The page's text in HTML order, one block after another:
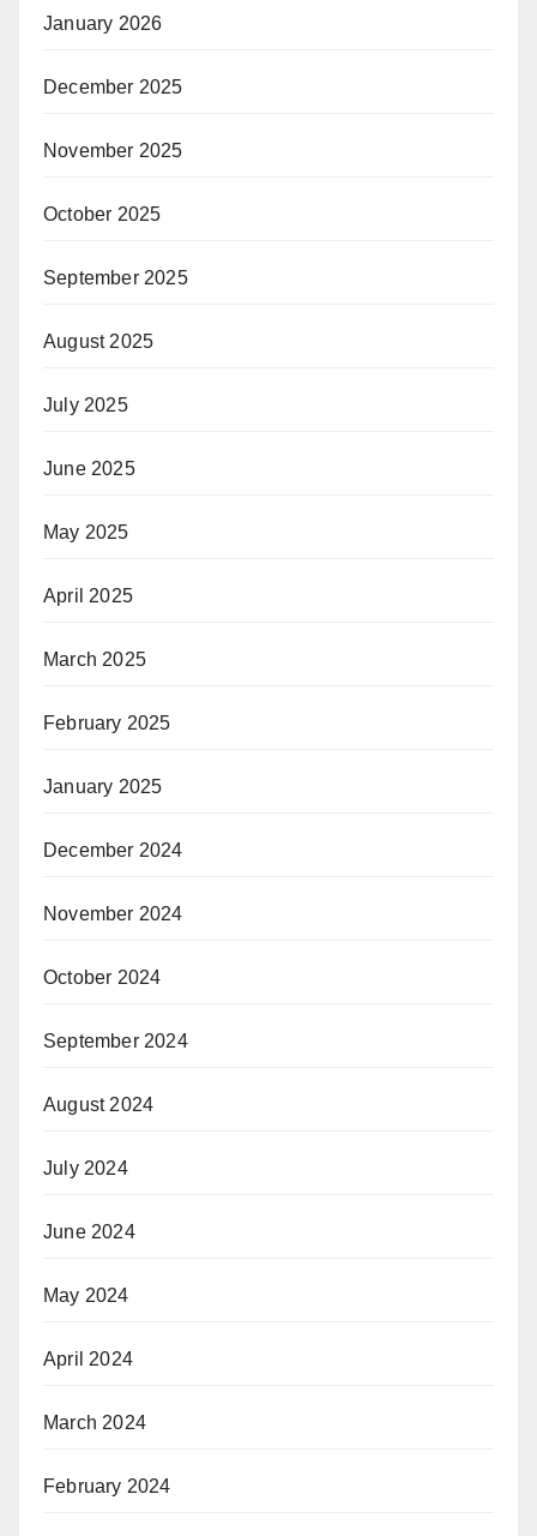
January 2026
December 2025
November 2025
October 2025
September 2025
August 2025
July 2025
June 2025
May 2025
April 2025
March 2025
February 2025
January 2025
December 2024
November 2024
October 2024
September 2024
August 2024
July 2024
June 2024
May 2024
April 2024
March 2024
February 2024